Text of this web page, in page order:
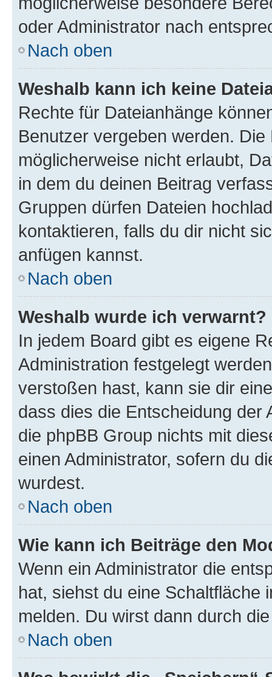
oder Administrator nach
Nach oben
Weshalb kann ich keine
Rechte für Dateianhänge
Benutzer vergeben werden.
möglicherweise nicht erlaubt,
in dem du deinen Beitrag
Gruppen dürfen Dateien
kontaktieren, falls du dir nicht
anfügen kannst.
Nach oben
Weshalb wurde ich verwarnt?
In jedem Board gibt es eigene
Administration festgelegt
verstoßen hast, kann sie dir
dass dies die Entscheidung der
die phpBB Group nichts mit
einen Administrator, sofern du
wurdest.
Nach oben
Wie kann ich Beiträge den
Wenn ein Administrator die
hat, siehst du eine Schaltfläche
melden. Du wirst dann durch
Nach oben